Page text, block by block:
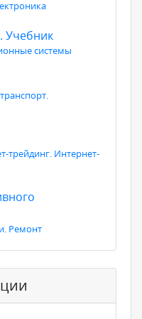
Учебник
системы
трейдинг. Интернет-
Ремонт